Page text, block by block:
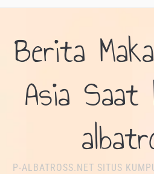
Berita
Asia
P-ALBATROSS.NET SITUS